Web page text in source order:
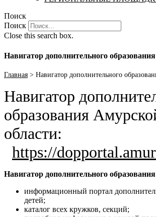
Поиск
Поиск
Close this search box.
Навигатор дополнительного образования
Главная > Навигатор дополнительного
Навигатор
образования
области:
https://
Навигатор дополнительного
информационный портал
детей;
каталог всех кружков, секций;